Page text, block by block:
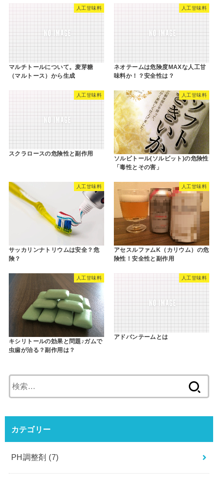
人工甘味料
マルチトールについて。麦芽糖
（マルトース）から生成
人工甘味料
ネオテームは危険度MAXな人工甘
味料か！？安全性は？
人工甘味料
スクラロースの危険性と副作用
人工甘味料
ソルビトール(ソルビット)の危険性
「毒性とその害」
人工甘味料
サッカリンナトリウムは安全？危
険？
人工甘味料
アセスルファムK（カリウム）の危
険性！安全性と副作用
人工甘味料
キシリトールの効果と問題♪ガムで
虫歯が治る？副作用は？
人工甘味料
アドバンテームとは
索
カテゴリー
PH調整剤 (7)